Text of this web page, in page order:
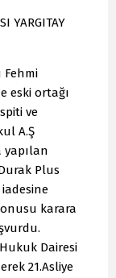
YARGITAY
Fehmi
eski ortağı
ve
A.Ş
yapılan
Plus
karara
Dairesi
21.Asliye